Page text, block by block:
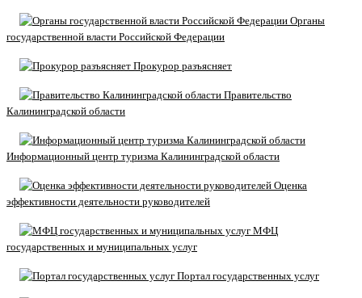
Органы
государственной власти Российской Федерации
Прокурор разъясняет
Правительство
Калининградской области
Информационный центр туризма Калининградской области
Оценка
эффективности деятельности руководителей
МФЦ
государственных и муниципальных услуг
Портал государственных услуг